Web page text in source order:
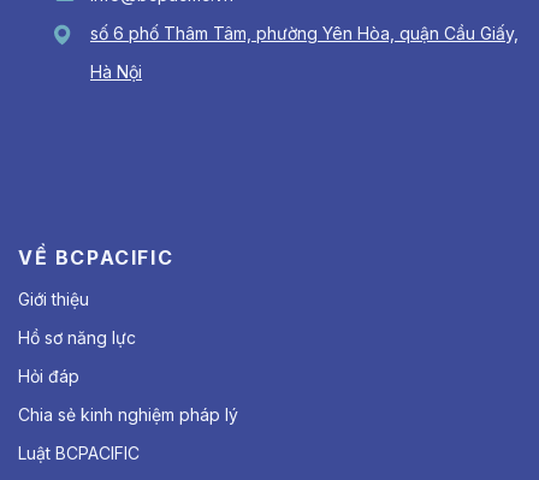
số 6 phố Thâm Tâm, phường Yên Hòa, quận Cầu Giấy,
Hà Nội
VỀ BCPACIFIC
Giới thiệu
Hồ sơ năng lực
Hỏi đáp
Chia sẻ kinh nghiệm pháp lý
Luật BCPACIFIC